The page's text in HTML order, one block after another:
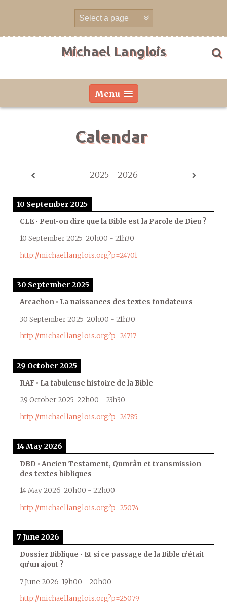
Michael Langlois
Menu
Calendar
2025 - 2026
10 September 2025
CLE • Peut-on dire que la Bible est la Parole de Dieu ?
10 September 2025 20h00 - 21h30
http://michaellanglois.org?p=24701
30 September 2025
Arcachon • La naissances des textes fondateurs
30 September 2025 20h00 - 21h30
http://michaellanglois.org?p=24717
29 October 2025
RAF • La fabuleuse histoire de la Bible
29 October 2025 22h00 - 23h30
http://michaellanglois.org?p=24785
14 May 2026
DBD • Ancien Testament, Qumrân et transmission
des textes bibliques
14 May 2026 20h00 - 22h00
http://michaellanglois.org?p=25074
7 June 2026
Dossier Biblique • Et si ce passage de la Bible n’était
qu’un ajout ?
7 June 2026 19h00 - 20h00
http://michaellanglois.org?p=25079